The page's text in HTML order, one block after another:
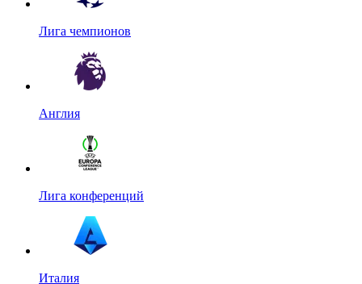
Лига чемпионов
Англия
Лига конференций
Италия